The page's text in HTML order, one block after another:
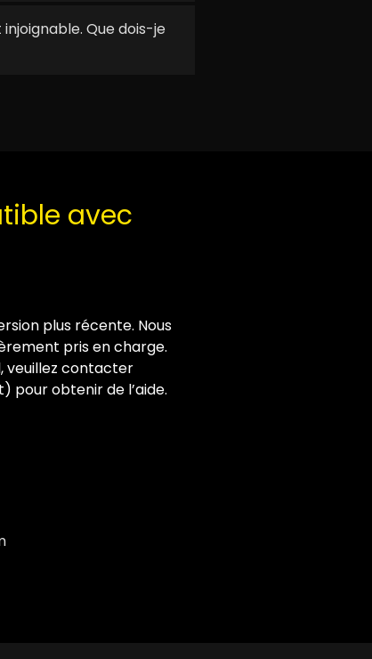
Que dois-je
avec
plus récente. Nous
pris en charge.
veuillez contacter
pour obtenir de l’aide.